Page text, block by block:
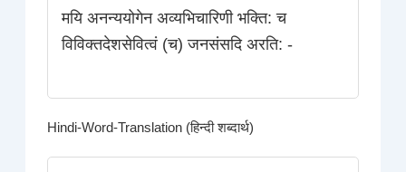
मयि अनन्ययोगेन अव्यभिचारिणी भक्ति: च
विविक्तदेशसेवित्वं (च) जनसंसदि अरति: -
Hindi-Word-Translation (हिन्दी शब्दार्थ)